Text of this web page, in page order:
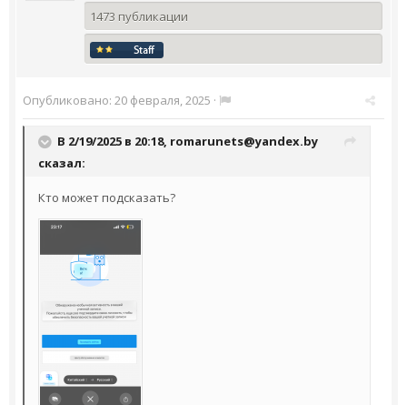
1473 публикации
Опубликовано: 20 февраля, 2025 ·
В 2/19/2025 в 20:18, romarunets@yandex.by
сказал:
Кто может подсказать?